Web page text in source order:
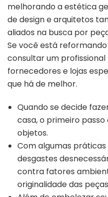
melhorando a estética
de design e arquitetos
aliados na busca por
Se você está
consultar um
fornecedores e lojas
que há de melhor.
Quando se decide
casa, o primeiro
objetos.
Com algumas
desgastes
contra fatores
originalidade das